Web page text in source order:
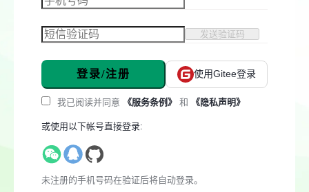
发送验证码
登录/注册 使用Gitee登录
我已阅读并同意 《服务条例》 和 《隐私声明》
或使用以下帐号直接登录:
未注册的手机号码在验证后将自动登录。